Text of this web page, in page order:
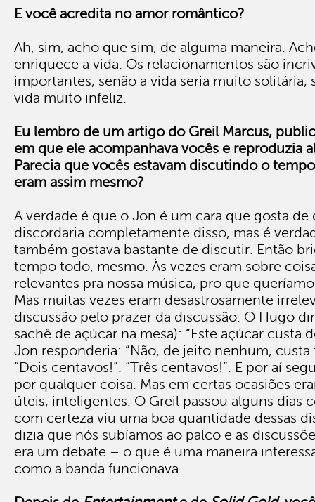
E você acredita no amor romântico?
Ah, sim, acho que sim, de alguma maneira.
enriquece a vida. Os relacionamentos são
importantes, senão a vida seria muito solitária,
vida muito infeliz.
Eu lembro de um artigo do Greil Marcus,
em que ele acompanhava vocês e reproduzia
Parecia que vocês estavam discutindo o
eram assim mesmo?
A verdade é que o Jon é um cara que gosta de
discordaria completamente disso, mas é
também gostava bastante de discutir. Então
tempo todo, mesmo. Às vezes eram sobre
relevantes pra nossa música, pro que
Mas muitas vezes eram desastrosamente
discussão pelo prazer da discussão. O Hugo
sachê de açúcar na mesa): “Este açúcar custa
Jon responderia: “Não, de jeito nenhum, custa
“Dois centavos!”. “Três centavos!”. E por aí
por qualquer coisa. Mas em certas ocasiões
úteis, inteligentes. O Greil passou alguns dias
com certeza viu uma boa quantidade dessas
dizia que nós subíamos ao palco e as
era um debate – o que é uma maneira
como a banda funcionava.